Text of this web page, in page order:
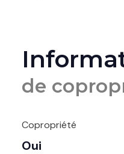
de
Copropriété
Oui